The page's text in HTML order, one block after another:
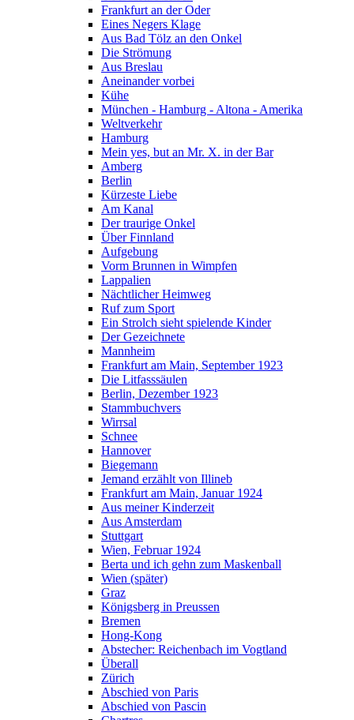
Frankfurt an der Oder
Eines Negers Klage
Aus Bad Tölz an den Onkel
Die Strömung
Aus Breslau
Aneinander vorbei
Kühe
München - Hamburg - Altona - Amerika
Weltverkehr
Hamburg
Mein yes, but an Mr. X. in der Bar
Amberg
Berlin
Kürzeste Liebe
Am Kanal
Der traurige Onkel
Über Finnland
Aufgebung
Vorm Brunnen in Wimpfen
Lappalien
Nächtlicher Heimweg
Ruf zum Sport
Ein Strolch sieht spielende Kinder
Der Gezeichnete
Mannheim
Frankfurt am Main, September 1923
Die Litfasssäulen
Berlin, Dezember 1923
Stammbuchvers
Wirrsal
Schnee
Hannover
Biegemann
Jemand erzählt von Illineb
Frankfurt am Main, Januar 1924
Aus meiner Kinderzeit
Aus Amsterdam
Stuttgart
Wien, Februar 1924
Berta und ich gehn zum Maskenball
Wien (später)
Graz
Königsberg in Preussen
Bremen
Hong-Kong
Abstecher: Reichenbach im Vogtland
Überall
Zürich
Abschied von Paris
Abschied von Pascin